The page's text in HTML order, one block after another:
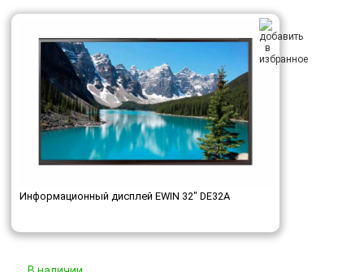
Информационный дисплей EWIN 32" DE32A